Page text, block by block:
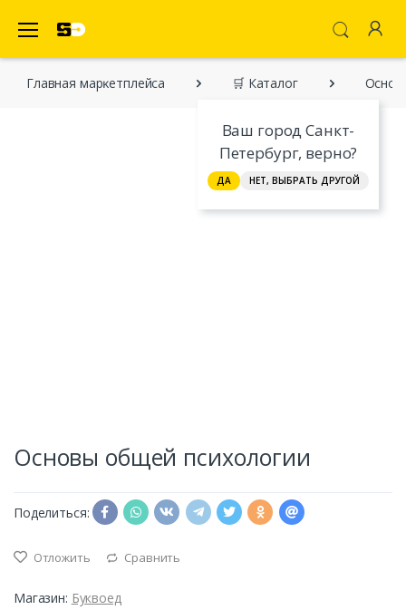
Ваш город Санкт-
Петербург, верно?
ДА НЕТ, ВЫБРАТЬ ДРУГОЙ
Главная марĸетплейса 🛒 Каталог
Основы общей психологии
Поделиться:
Отложить Сравнить
Магазин: Буквоед